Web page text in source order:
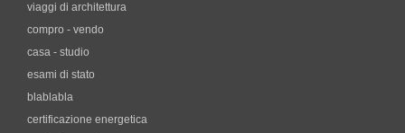
viaggi di architettura
compro - vendo
casa - studio
esami di stato
blablabla
certificazione energetica